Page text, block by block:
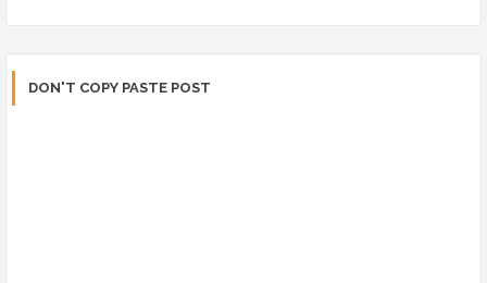
DON'T COPY PASTE POST